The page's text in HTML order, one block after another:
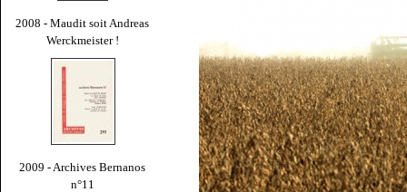
2008 - Maudit soit Andreas
Werckmeister !
2009 - Archives Bernanos
n°11